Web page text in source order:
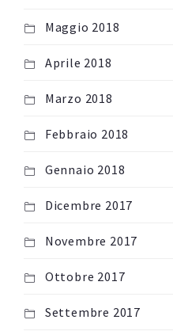
Maggio 2018
Aprile 2018
Marzo 2018
Febbraio 2018
Gennaio 2018
Dicembre 2017
Novembre 2017
Ottobre 2017
Settembre 2017